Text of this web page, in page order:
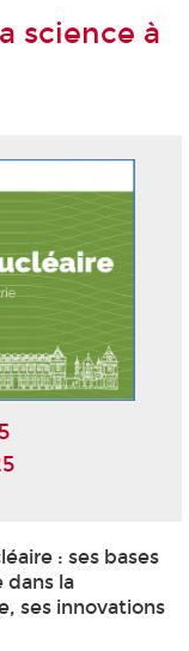
science à
: ses bases
la
ses innovations